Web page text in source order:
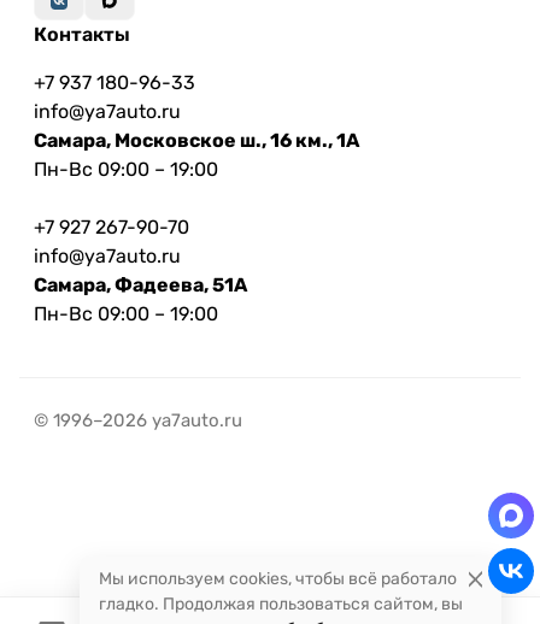
Контакты
+7 937 180-96-33
info@ya7auto.ru
Самара, Московское ш., 16 км., 1А
Пн-Вс 09:00 – 19:00
+7 927 267-90-70
info@ya7auto.ru
Самара, Фадеева, 51А
Пн-Вс 09:00 – 19:00
© 1996–2026 ya7auto.ru
Мы используем cookies, чтобы всё работало
гладко. Продолжая пользоваться сайтом, вы